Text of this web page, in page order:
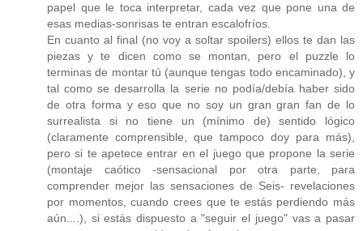
papel que le toca interpretar, cada vez que pone una de
esas medias-sonrisas te entran escalofríos.
En cuanto al final (no voy a soltar spoilers) ellos te dan las
piezas y te dicen como se montan, pero el puzzle lo
terminas de montar tú (aunque tengas todo encaminado), y
tal como se desarrolla la serie no podía/debía haber sido
de otra forma y eso que no soy un gran gran fan de lo
surrealista si no tiene un (mínimo de) sentido lógico
(claramente comprensible, que tampoco doy para más),
pero si te apetece entrar en el juego que propone la serie
(montaje caótico -sensacional por otra parte, para
comprender mejor las sensaciones de Seis- revelaciones
por momentos, cuando crees que te estás perdiendo más
aún....), si estás dispuesto a "seguir el juego" vas a pasar